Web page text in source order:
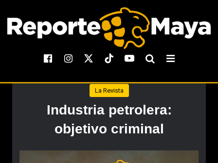
La Revista
Industria petrolera:
objetivo criminal